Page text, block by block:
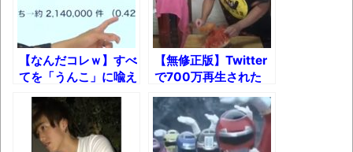
件の一部始終と衝撃の結末
【呆然】北海道旅行ワイ「ウニイクラ丼特
盛で食うぞ！！！うおおおおおおお
お！！！！！」→結
果･････････････････････････････
【動画】カニ、ちょっかい出してきた陰に
【なんだコレｗ】すべ
てを「うんこ」に喩え
て教わる「UN高」授
業ダイジェスト映像!!
【無修正版】Twitter
で700万再生された
輪ゴムでスイカ大爆発
ｗｗｗ